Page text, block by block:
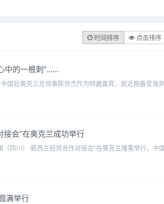
时间排序 点击排序
的一根刺”......
国驻奥克兰总领事陈世杰作为特邀嘉宾，就近期备受海
会”在奥克兰成功举行
四川）-新西兰经贸合作对接会”在奥克兰隆重举行。
满举行